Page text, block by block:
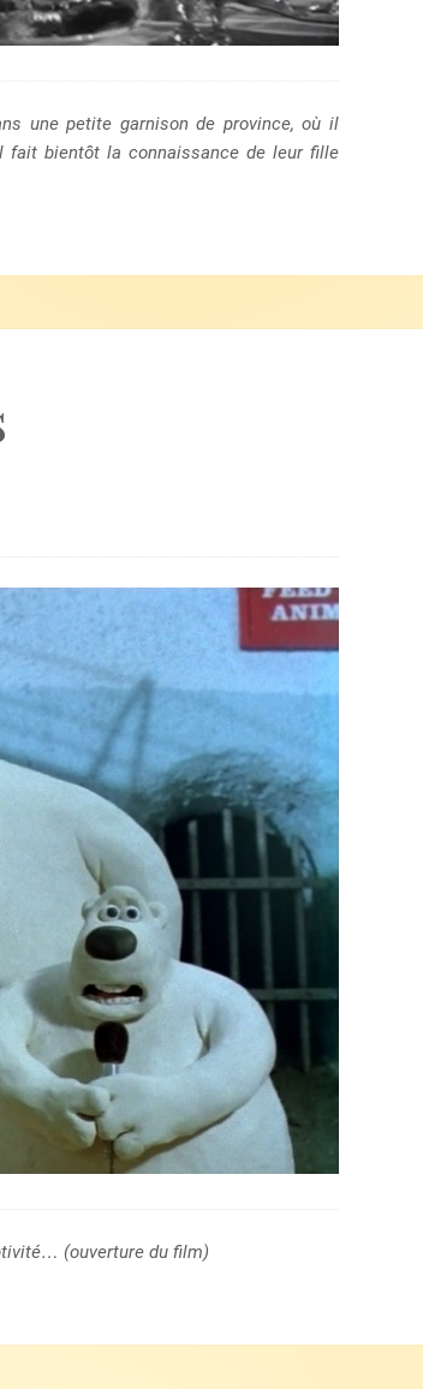
une petite garnison de province, où il
fait bientôt la connaissance de leur fille
(ouverture du film)